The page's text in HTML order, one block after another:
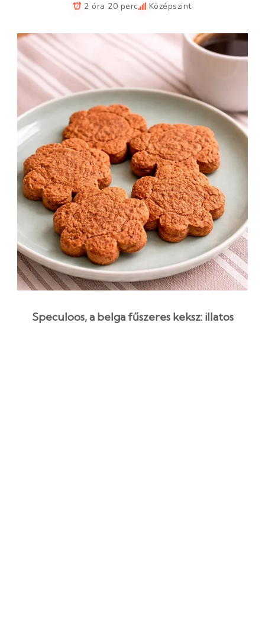
2 óra 20 perc Középszint
Speculoos, a belga fűszeres keksz: illatos